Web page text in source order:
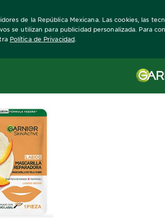
de la República Mexicana. Las cookies, las
se utilizan para publicidad personalizada. Para
Política de Privacidad